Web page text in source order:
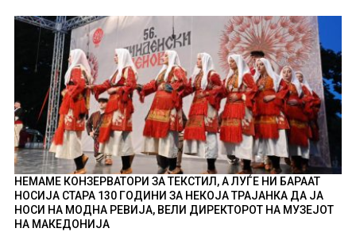
НЕМАМЕ КОНЗЕРВАТОРИ ЗА ТЕКСТИЛ, А ЛУЃЕ НИ БАРААТ
НОСИЈА СТАРА 130 ГОДИНИ ЗА НЕКОЈА ТРАЈАНКА ДА ЈА
НОСИ НА МОДНА РЕВИЈА, ВЕЛИ ДИРЕКТОРОТ НА МУЗЕЈОТ
НА МАКЕДОНИЈА